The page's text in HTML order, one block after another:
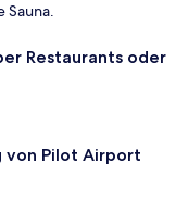
Sauna.
Restaurants oder
von Pilot Airport